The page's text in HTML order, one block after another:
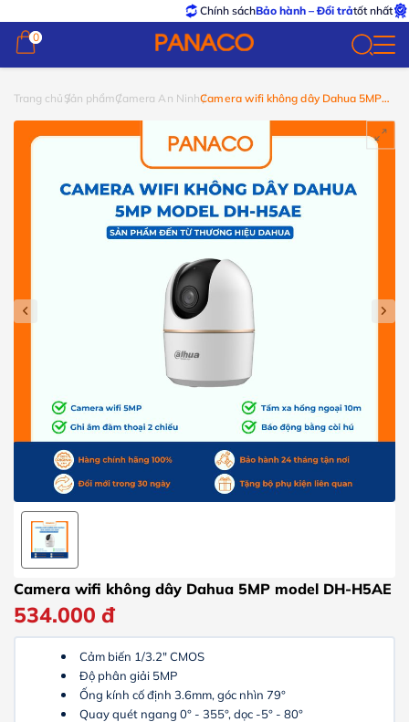
Chính sáchBảo hành – Đổi trảtốt nhất
Sản
0
0
Trang chủ Sản phẩmCamera An NinhCamera wifi không dây Dahua 5MP
Camera wifi không dây Dahua 5MP model DH-H5AE
534.000 đ
Cảm biến 1/3.2″ CMOS
Độ phân giải 5MP
Ống kính cố định 3.6mm, góc nhìn 79°
Quay quét ngang 0° - 355°, dọc -5° - 80°